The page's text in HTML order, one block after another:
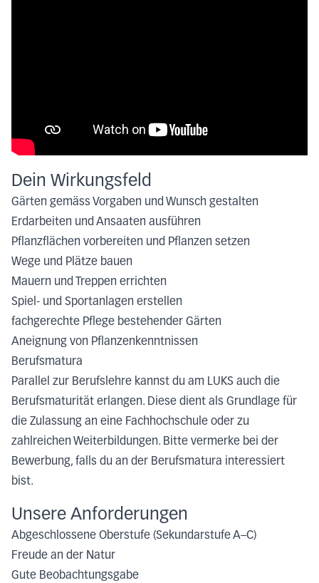
Dein Wirkungsfeld
Gärten gemäss Vorgaben und Wunsch gestalten
Erdarbeiten und Ansaaten ausführen
Pflanzflächen vorbereiten und Pflanzen setzen
Wege und Plätze bauen
Mauern und Treppen errichten
Spiel- und Sportanlagen erstellen
fachgerechte Pflege bestehender Gärten
Aneignung von Pflanzenkenntnissen
Berufsmatura
Parallel zur Berufslehre kannst du am LUKS auch die
Berufsmaturität erlangen. Diese dient als Grundlage für
die Zulassung an eine Fachhochschule oder zu
zahlreichen Weiterbildungen. Bitte vermerke bei der
Bewerbung, falls du an der Berufsmatura interessiert
bist.
Unsere Anforderungen
Abgeschlossene Oberstufe (Sekundarstufe A–C)
Freude an der Natur
Gute Beobachtungsgabe